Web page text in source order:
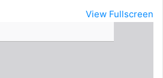
View Fullscreen